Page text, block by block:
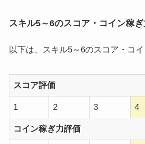
スキル5～6のスコア・コイン稼ぎ
以下は、スキル5～6のスコア・コイ
スコア評価
1 2 3 4
コイン稼ぎ力評価